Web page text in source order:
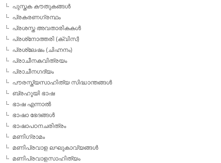
പുസ്തക കൗതുകങ്ങള്‍
പ്രകരണഗ്രന്ഥം
പ്രശസ്ത അവതാരികകള്‍
പ്രശ്‌നോത്തരി (ക്വിസ്)
പ്രശ്ലേഷം (ചിഹ്നനം)
പ്രാചീനകവിത്രയം
പ്രാചീനഗദ്യം
പൗരസ്ത്യസാഹിത്യ സിദ്ധാന്തങ്ങള്‍
ബ്രഹൂയി ഭാഷ
ഭാഷ എന്നാല്‍
ഭാഷാ ഭേദങ്ങള്‍
ഭാഷാപഠനചരിത്രം
മണിഗ്രാമം
മണിപ്രവാള ലഘുകാവ്യങ്ങള്‍
മണിപ്രവാളസാഹിത്യം